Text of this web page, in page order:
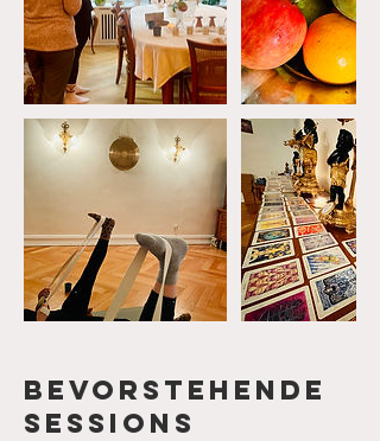
Bevorstehende
Sessions